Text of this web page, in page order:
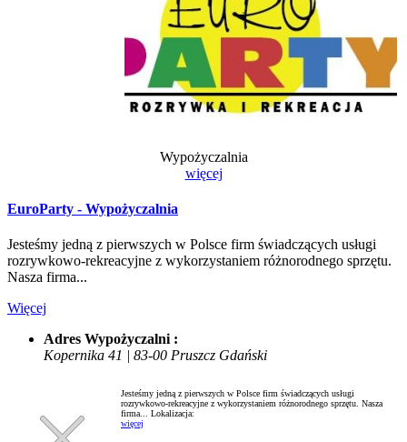
Wypożyczalnia
więcej
EuroParty - Wypożyczalnia
Jesteśmy jedną z pierwszych w Polsce firm świadczących usługi
rozrywkowo-rekreacyjne z wykorzystaniem różnorodnego sprzętu.
Nasza firma...
Więcej
Adres Wypożyczalni :
Kopernika 41 | 83-00 Pruszcz Gdański
Jesteśmy jedną z pierwszych w Polsce firm świadczących usługi
rozrywkowo-rekreacyjne z wykorzystaniem różnorodnego sprzętu. Nasza
firma... Lokalizacja:
więcej